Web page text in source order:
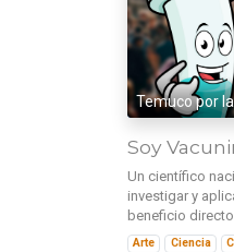
Temuco por
Soy
Un científico
investigar y
beneficio
Arte Ciencia